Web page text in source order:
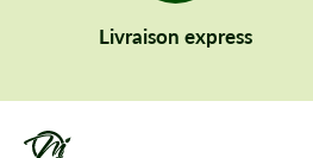
Livraison express